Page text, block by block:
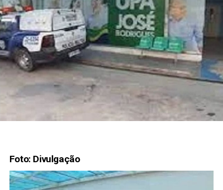
Foto: Divulgação